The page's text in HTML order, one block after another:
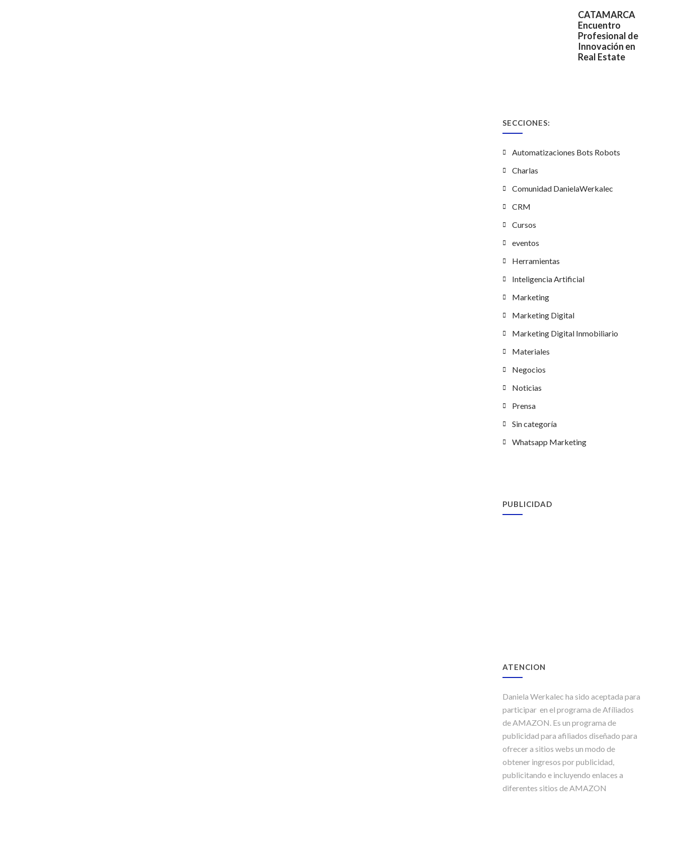
CATAMARCA
Encuentro
Profesional de
Innovación en
Real Estate
SECCIONES:
Automatizaciones Bots Robots
Charlas
Comunidad DanielaWerkalec
CRM
Cursos
eventos
Herramientas
Inteligencia Artificial
Marketing
Marketing Digital
Marketing Digital Inmobiliario
Materiales
Negocios
Noticias
Prensa
Sin categoría
Whatsapp Marketing
PUBLICIDAD
ATENCION
Daniela Werkalec ha sido aceptada para
participar en el programa de Afíliados
de AMAZON. Es un programa de
publicidad para afiliados diseñado para
ofrecer a sitios webs un modo de
obtener ingresos por publicidad,
publicitando e incluyendo enlaces a
diferentes sitios de AMAZON